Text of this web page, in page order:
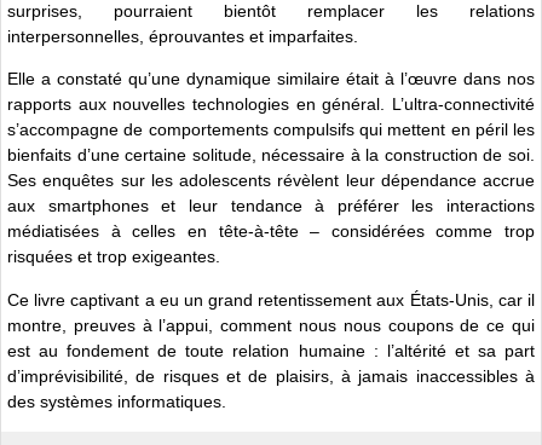
surprises, pourraient bientôt remplacer les relations
interpersonnelles, éprouvantes et imparfaites.
Elle a constaté qu’une dynamique similaire était à l’œuvre dans nos
rapports aux nouvelles technologies en général. L’ultra-connectivité
s’accompagne de comportements compulsifs qui mettent en péril les
bienfaits d’une certaine solitude, nécessaire à la construction de soi.
Ses enquêtes sur les adolescents révèlent leur dépendance accrue
aux smartphones et leur tendance à préférer les interactions
médiatisées à celles en tête-à-tête – considérées comme trop
risquées et trop exigeantes.
Ce livre captivant a eu un grand retentissement aux États-Unis, car il
montre, preuves à l’appui, comment nous nous coupons de ce qui
est au fondement de toute relation humaine : l’altérité et sa part
d’imprévisibilité, de risques et de plaisirs, à jamais inaccessibles à
des systèmes informatiques.